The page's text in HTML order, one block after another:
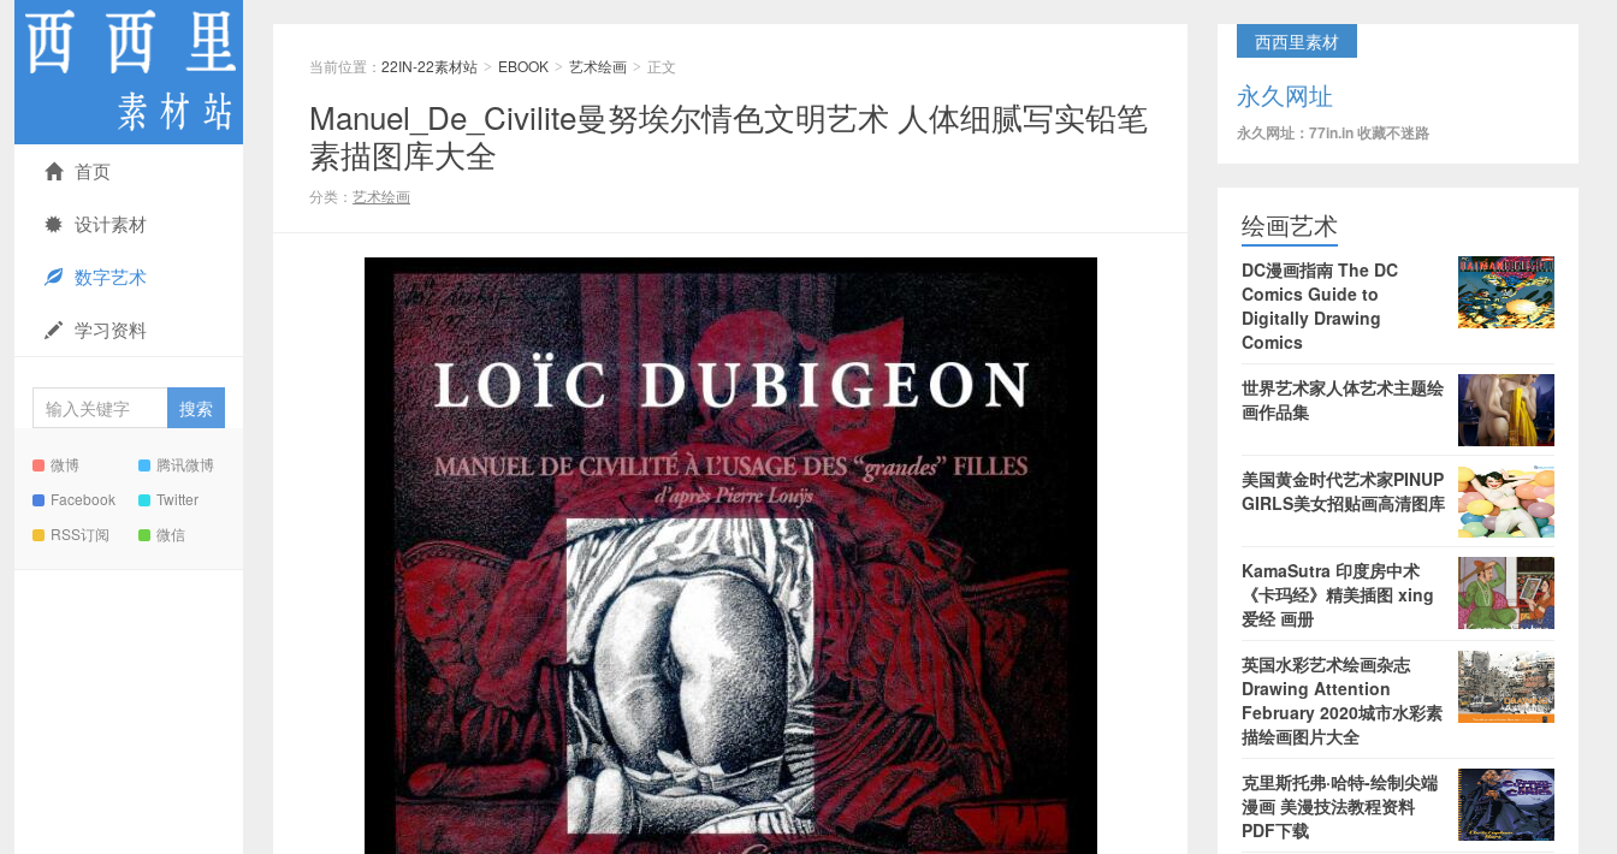
首页
设计素材
数字艺术
学习资料
微博
腾讯微博
Facebook
Twitter
RSS订阅
微信
当前位置： 22IN-22素材站 > EBOOK > 艺术绘画 > 正文
Manuel_De_Civilite曼努埃尔情色文明艺术 人体细腻写实铅笔
素描图库大全
分类： 艺术绘画
西西里素材
永久网址
永久网址：77in.in 收藏不迷路
绘画艺术
DC漫画指南 The DC
Comics Guide to
Digitally Drawing
Comics
世界艺术家人体艺术主题绘
画作品集
美国黄金时代艺术家PINUP
GIRLS美女招贴画高清图库
KamaSutra 印度房中术
《卡玛经》精美插图 xing
爱经 画册
英国水彩艺术绘画杂志
Drawing Attention
February 2020城市水彩素
描绘画图片大全
克里斯托弗·哈特-绘制尖端
漫画 美漫技法教程资料
PDF下载